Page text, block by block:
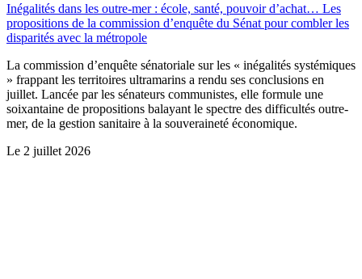
Inégalités dans les outre-mer : école, santé, pouvoir d’achat… Les
propositions de la commission d’enquête du Sénat pour combler les
disparités avec la métropole
La commission d’enquête sénatoriale sur les « inégalités systémiques
» frappant les territoires ultramarins a rendu ses conclusions en
juillet. Lancée par les sénateurs communistes, elle formule une
soixantaine de propositions balayant le spectre des difficultés outre-
mer, de la gestion sanitaire à la souveraineté économique.
Le 2 juillet 2026